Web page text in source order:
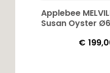
Applebee
Susan Oyster
€